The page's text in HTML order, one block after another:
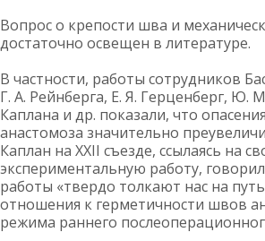
Вопрос о крепости шва и
достаточно освещен в литературе.
В частности, работы сотрудников
Г. А. Рейнберга, Е. Я. Герценберг, Ю.
Каплана и др. показали, что
анастомоза значительно
Каплан на ХХІІ съезде, ссылаясь на
экспериментальную работу,
работы «твердо толкают нас на
отношения к герметичности швов
режима раннего